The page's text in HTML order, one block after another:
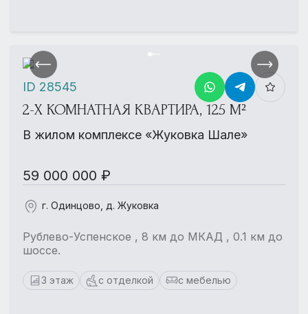
2-Х КОМНАТНАЯ КВАРТИРА, 125 М²
В жилом комплексе «Жуковка Шале»
59 000 000 ₽
г. Одинцово, д. Жуковка
Рублево-Успенское , 8 км до МКАД , 0.1 км до
шоссе.
3 этаж с отделкой с мебелью
ID 28545